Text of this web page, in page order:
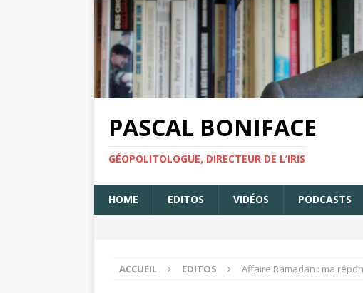
PASCAL BONIFACE
GÉOPOLITOLOGUE, DIRECTEUR DE L’IRIS
HOME EDITOS VIDÉOS PODCASTS
ACCUEIL EDITOS Affaire Ramadan : ma